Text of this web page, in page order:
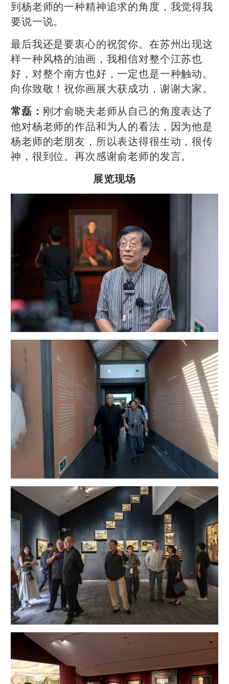
到杨老师的一种精神追求的角度，我觉得我
要说一说。
最后我还是要衷心的祝贺你。在苏州出现这
样一种风格的油画，我相信对整个江苏也
好，对整个南方也好，一定也是一种触动。
向你致敬！祝你画展大获成功，谢谢大家。
常磊： 刚才俞晓夫老师从自己的角度表达了
他对杨老师的作品和为人的看法，因为他是
杨老师的老朋友，所以表达得很生动，很传
神，很到位。再次感谢俞老师的发言。
展览现场